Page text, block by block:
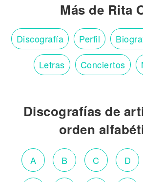
Más de Rita
Discografía Perfil
Letras Conciertos
Discografías de
orden
A B C D